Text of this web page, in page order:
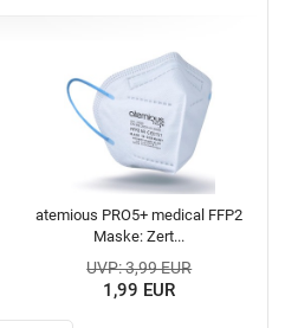
atemious PRO5+ medical FFP2
Maske: Zert...
UVP: 3,99 EUR
1,99 EUR